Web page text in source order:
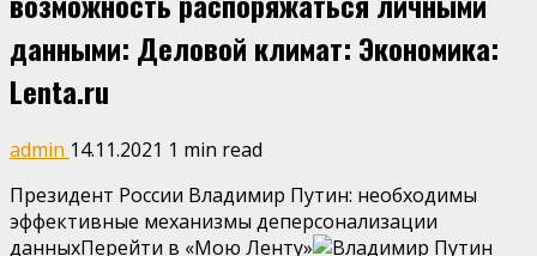
данными: Деловой климат: Экономика:
Lenta.ru
admin 14.11.2021 1 min read
Президент России Владимир Путин: необходимы
эффективные механизмы деперсонализации
данныхПерейти в «Мою Ленту»